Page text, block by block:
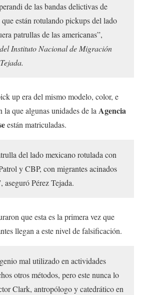
de las bandas delictivas de
que están rotulando pickups del lado
patrullas de las americanas”,
Instituto Nacional de Migración
up era del mismo modelo, color, e
que algunas unidades de la Agencia
están matriculadas.
del lado mexicano rotulada con
y CBP, con migrantes acinados
aseguró Pérez Tejada.
que esta es la primera vez que
llegan a este nivel de falsificación.
mal utilizado en actividades
otros métodos, pero este nunca lo
Clark, antropólogo y catedrático en